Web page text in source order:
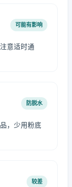
可能有影响
意适时通
防脱水
，少用粉底
较差